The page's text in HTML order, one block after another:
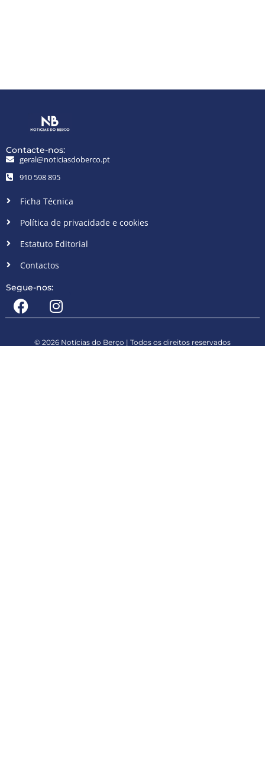
Contacte-nos:
geral@noticiasdoberco.pt
910 598 895
Ficha Técnica
Política de privacidade e cookies
Estatuto Editorial
Contactos
Segue-nos:
© 2026 Notícias do Berço | Todos os direitos reservados